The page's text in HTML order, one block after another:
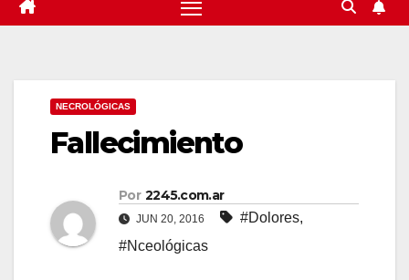
NECROLÓGICAS
Fallecimiento
Por 2245.com.ar
JUN 20, 2016 #Dolores,
#Nceológicas